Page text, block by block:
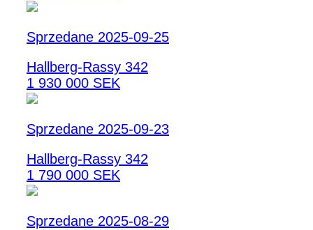
Sprzedane 2025-09-25
Hallberg-Rassy 342
1 930 000 SEK
Sprzedane 2025-09-23
Hallberg-Rassy 342
1 790 000 SEK
Sprzedane 2025-08-29